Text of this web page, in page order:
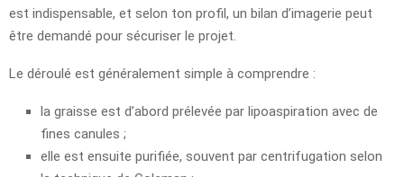
est indispensable, et selon ton profil, un bilan d’imagerie peut
être demandé pour sécuriser le projet.
Le déroulé est généralement simple à comprendre :
la graisse est d’abord prélevée par lipoaspiration avec de
fines canules ;
elle est ensuite purifiée, souvent par centrifugation selon